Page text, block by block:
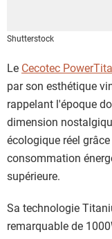
Shutterstock
Le Cecotec
par son esthétique
rappelant l'époque
dimension
écologique réel
consommation
supérieure.
Sa technologie
remarquable de